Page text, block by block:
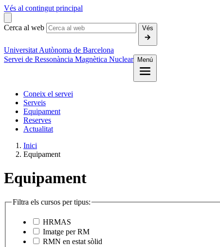
Vés al contingut principal
Cerca al web Vés
Universitat Autònoma de Barcelona
Servei de Ressonància Magnètica Nuclear
Menú
Coneix el servei
Serveis
Equipament
Reserves
Actualitat
Inici
Equipament
Equipament
Filtra els cursos per tipus:
HRMAS
Imatge per RM
RMN en estat sòlid